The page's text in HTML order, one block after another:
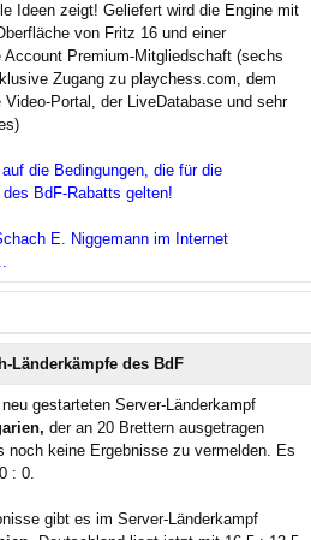
Ideen zeigt! Geliefert wird die Engine mit
von Fritz 16 und einer
Account Premium-Mitgliedschaft (sechs
Zugang zu playchess.com, dem
Video-Portal, der LiveDatabase und sehr
die Bedingungen, die für die
des BdF-Rabatts gelten!
E. Niggemann im Internet
Länderkämpfe des BdF
gestarteten Server-Länderkampf
der an 20 Brettern ausgetragen
noch keine Ergebnisse zu vermelden. Es
: 0.
gibt es im Server-Länderkampf